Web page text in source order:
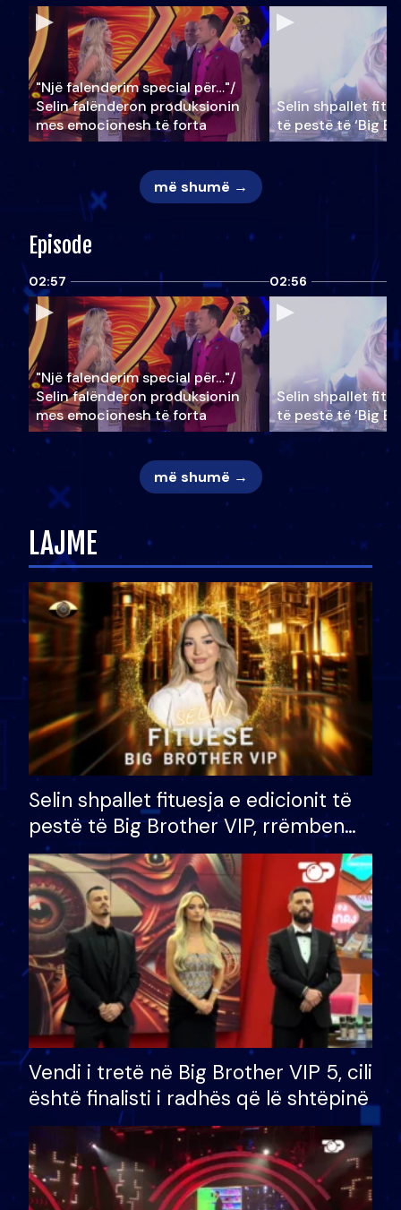
"Një falenderim special për…"/
Selin falënderon produksionin
mes emocionesh të forta
Selin shpallet
të pestë të ‘Big
më shumë →
Episode
02:57
"Një falenderim special për…"/
Selin falënderon produksionin
mes emocionesh të forta
02:56
Selin shpallet
të pestë të ‘Big
më shumë →
LAJME
Selin shpallet fituesja e edicionit të
pestë të Big Brother VIP, rrëmben
çmimin e madh prej 100 mijë eurosh
Vendi i tretë në Big Brother VIP 5, cili
është finalisti i radhës që lë shtëpinë